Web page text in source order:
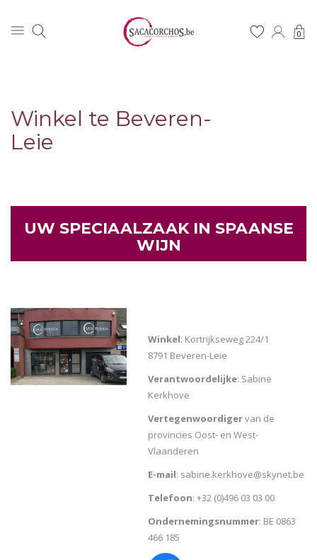
0
Winkel te Beveren-
Leie
UW SPECIAALZAAK IN SPAANSE
WIJN
Winkel: Kortrijkseweg 224/1
8791 Beveren-Leie
Verantwoordelijke: Sabine
Kerkhove
Vertegenwoordigervan de
provincies Oost- en West-
Vlaanderen
E-mail: sabine.kerkhove@skynet.be
Telefoon: +32 (0)496 03 03 00
Ondernemingsnummer: BE 0863
466 185